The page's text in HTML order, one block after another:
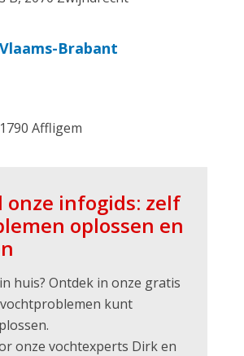
Brabant
Affligem
onze infogids: zelf
oplossen en
huis? Ontdek in onze gratis
kunt
onze vochtexperts Dirk en